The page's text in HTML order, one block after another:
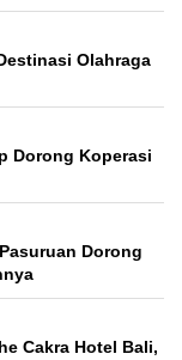
Olahraga
Dorong Koperasi
Dorong
Cakra Hotel Bali,